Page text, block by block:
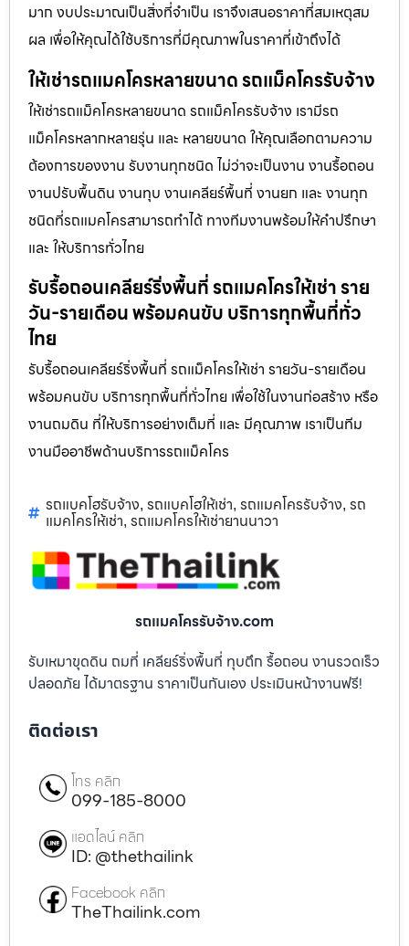
มาก งบประมาณเป็นสิ่งที่จำเป็น เราจึงเสนอราคาที่สมเหตุสม
ผล เพื่อให้คุณได้ใช้บริการที่มีคุณภาพในราคาที่เข้าถึงได้
ให้เช่ารถแมคโครหลายขนาด รถแม็คโครรับจ้าง
ให้เช่ารถแม็คโครหลายขนาด รถแม็คโครรับจ้าง เรามีรถ
แม็คโครหลากหลายรุ่น และ หลายขนาด ให้คุณเลือกตามความ
ต้องการของงาน รับงานทุกชนิด ไม่ว่าจะเป็นงาน งานรื้อถอน
งานปรับพื้นดิน งานทุบ งานเคลียร์พื้นที่ งานยก และ งานทุก
ชนิดที่รถแมคโครสามารถทำได้ ทางทีมงานพร้อมให้คำปรึกษา
และ ให้บริการทั่วไทย
รับรื้อถอนเคลียร์ริ่งพื้นที่ รถแมคโครให้เช่า ราย
วัน-รายเดือน พร้อมคนขับ บริการทุกพื้นที่ทั่ว
ไทย
รับรื้อถอนเคลียร์ริ่งพื้นที่ รถแม็คโครให้เช่า รายวัน-รายเดือน
พร้อมคนขับ บริการทุกพื้นที่ทั่วไทย เพื่อใช้ในงานก่อสร้าง หรือ
งานถมดิน ที่ให้บริการอย่างเต็มที่ และ มีคุณภาพ เราเป็นทีม
งานมืออาชีพด้านบริการรถแม็คโคร
รถแบคโฮรับจ้าง, รถแบคโฮให้เช่า, รถแมคโครรับจ้าง, รถ
แมคโครให้เช่า, รถแมคโครให้เช่ายานนาวา
รถแมคโครรับจ้าง.com
รับเหมาขุดดิน ถมที่ เคลียร์ริ่งพื้นที่ ทุบตึก รื้อถอน งานรวดเร็ว
ปลอดภัย ได้มาตรฐาน ราคาเป็นกันเอง ประเมินหน้างานฟรี!
ติดต่อเรา
โทร คลิก
099-185-8000
แอดไลน์ คลิก
ID: @thethailink
Facebook คลิก
TheThailink.com